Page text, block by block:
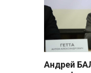
Андрей